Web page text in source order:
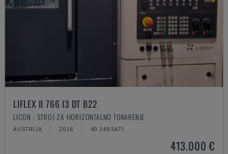
LIFLEX II 766 I3 DT B22
LICON - STROJ ZA HORIZONTALNO TOKARENJE
AUSTRIJA 2016 40.148 SATI
413.000 €